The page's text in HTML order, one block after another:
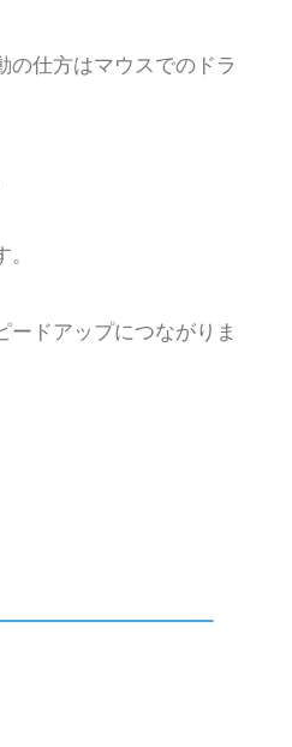
仕方はマウスでのドラ
ドアップにつながりま